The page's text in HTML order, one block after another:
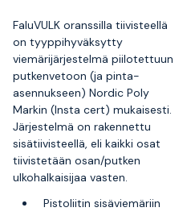
FaluVULK oranssilla tiivisteellä
on tyyppihyväksytty
viemärijärjestelmä piilotettuun
putkenvetoon (ja pinta-
asennukseen) Nordic Poly
Markin (Insta cert) mukaisesti.
Järjestelmä on rakennettu
sisätiivisteellä, eli kaikki osat
tiivistetään osan/putken
ulkohalkaisijaa vasten.
Pistoliitin sisäviemäriin